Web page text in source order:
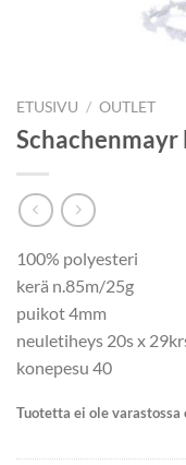
ETUSIVU / OUTLET
Schachenmayr
100% polyesteri
kerä n.85m/25g
puikot 4mm
neuletiheys 20s x
konepesu 40
Tuotetta ei ole varastossa